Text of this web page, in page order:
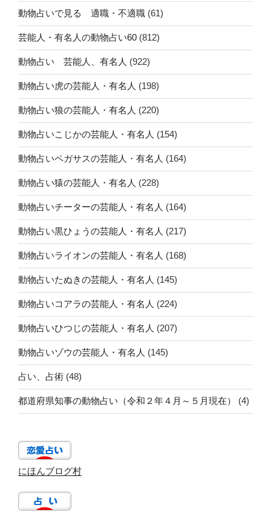
動物占いで見る 適職・不適職 (61)
芸能人・有名人の動物占い60 (812)
動物占い 芸能人、有名人 (922)
動物占い虎の芸能人・有名人 (198)
動物占い狼の芸能人・有名人 (220)
動物占いこじかの芸能人・有名人 (154)
動物占いペガサスの芸能人・有名人 (164)
動物占い猿の芸能人・有名人 (228)
動物占いチーターの芸能人・有名人 (164)
動物占い黒ひょうの芸能人・有名人 (217)
動物占いライオンの芸能人・有名人 (168)
動物占いたぬきの芸能人・有名人 (145)
動物占いコアラの芸能人・有名人 (224)
動物占いひつじの芸能人・有名人 (207)
動物占いゾウの芸能人・有名人 (145)
占い、占術 (48)
都道府県知事の動物占い（令和２年４月～５月現在） (4)
にほんブログ村